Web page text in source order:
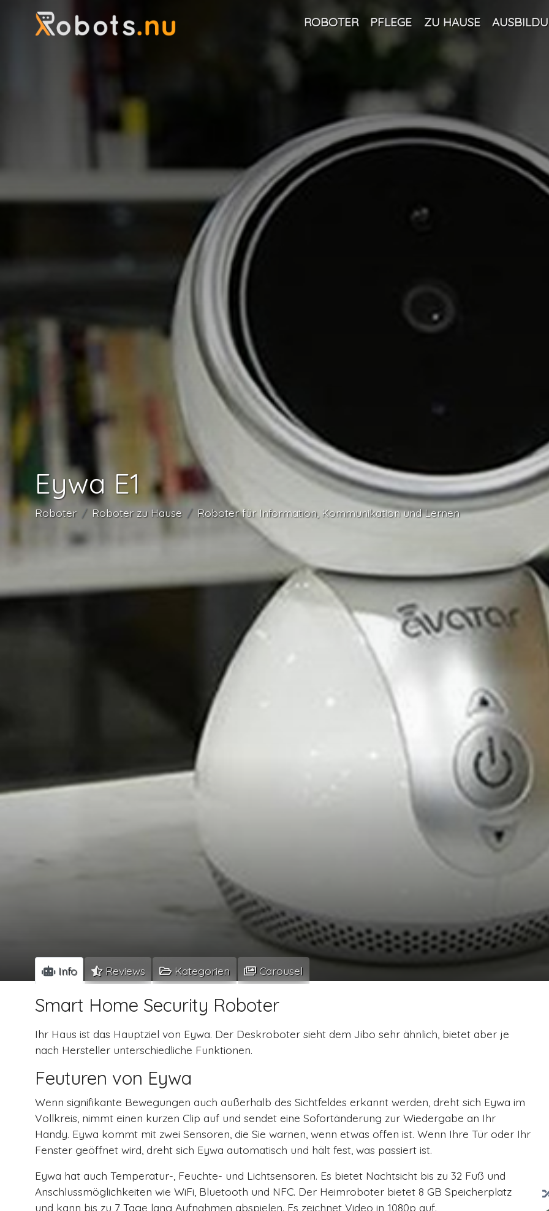
ROBOTER PFLEGE ZU HAUSE
Eywa E1
Roboter Roboter zu Hause Roboter für Information, Kommunikation und Lernen
Info Reviews Kategorien Carousel
Smart Home Security Roboter
Ihr Haus ist das Hauptziel von Eywa. Der Deskroboter sieht dem Jibo sehr ähnlich, bietet aber je
nach Hersteller unterschiedliche Funktionen.
Feuturen von Eywa
Wenn signifikante Bewegungen auch außerhalb des Sichtfeldes erkannt werden, dreht sich Eywa im
Vollkreis, nimmt einen kurzen Clip auf und sendet eine Sofortänderung zur Wiedergabe an Ihr
Handy. Eywa kommt mit zwei Sensoren, die Sie warnen, wenn etwas offen ist. Wenn Ihre Tür oder Ihr
Fenster geöffnet wird, dreht sich Eywa automatisch und hält fest, was passiert ist.
Eywa hat auch Temperatur-, Feuchte- und Lichtsensoren. Es bietet Nachtsicht bis zu 32 Fuß und
Anschlussmöglichkeiten wie WiFi, Bluetooth und NFC. Der Heimroboter bietet 8 GB Speicherplatz
und kann bis zu 7 Tage lang Aufnahmen abspielen. Es zeichnet Video in 1080p auf.